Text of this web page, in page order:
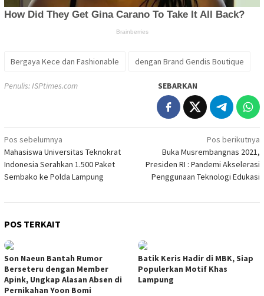
Bergaya Kece dan Fashionable dengan Brand Gendis Boutique
Penulis: ISPtimes.com SEBARKAN
Navigasi
pos
Pos sebelumnya
Mahasiswa Universitas Teknokrat
Indonesia Serahkan 1.500 Paket
Sembako ke Polda Lampung
Pos berikutnya
Buka Musrembangnas 2021,
Presiden RI : Pandemi Akselerasi
Penggunaan Teknologi Edukasi
POS TERKAIT
Son Naeun Bantah Rumor
Berseteru dengan Member
Apink, Ungkap Alasan Absen di
Pernikahan Yoon Bomi
Batik Keris Hadir di MBK, Siap
Populerkan Motif Khas
Lampung